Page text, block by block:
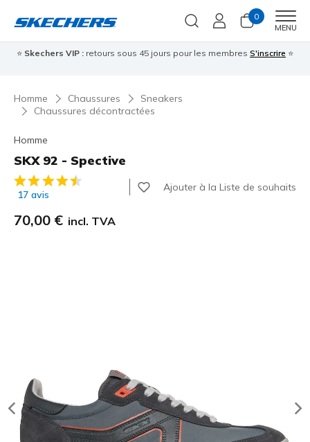
0
MENU
⭐ Skechers VIP : retours sous 45 jours pour les membres S'inscrire ⭐
Homme Chaussures
Sneakers
Chaussures décontractées
Homme
SKX 92 - Spective
Évaluation client 3,4 sur 5
17 avis
Ajouter à la Liste de souhaits
70,00 € incl. TVA